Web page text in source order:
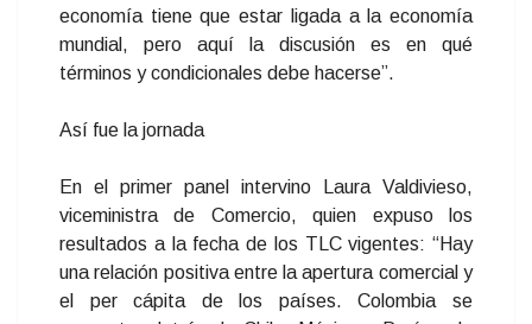
economía tiene que estar ligada a la economía
mundial, pero aquí la discusión es en qué
términos y condicionales debe hacerse”.
Así fue la jornada
En el primer panel intervino Laura Valdivieso,
viceministra de Comercio, quien expuso los
resultados a la fecha de los TLC vigentes: “Hay
una relación positiva entre la apertura comercial y
el per cápita de los países. Colombia se